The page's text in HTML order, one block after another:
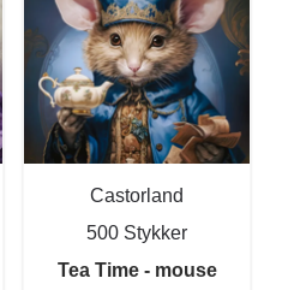
Castorland
500 Stykker
Tea Time - mouse